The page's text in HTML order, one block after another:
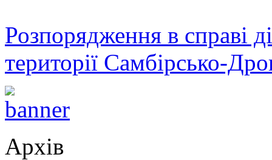
Розпорядження в справі
території Самбірсько-
Архів